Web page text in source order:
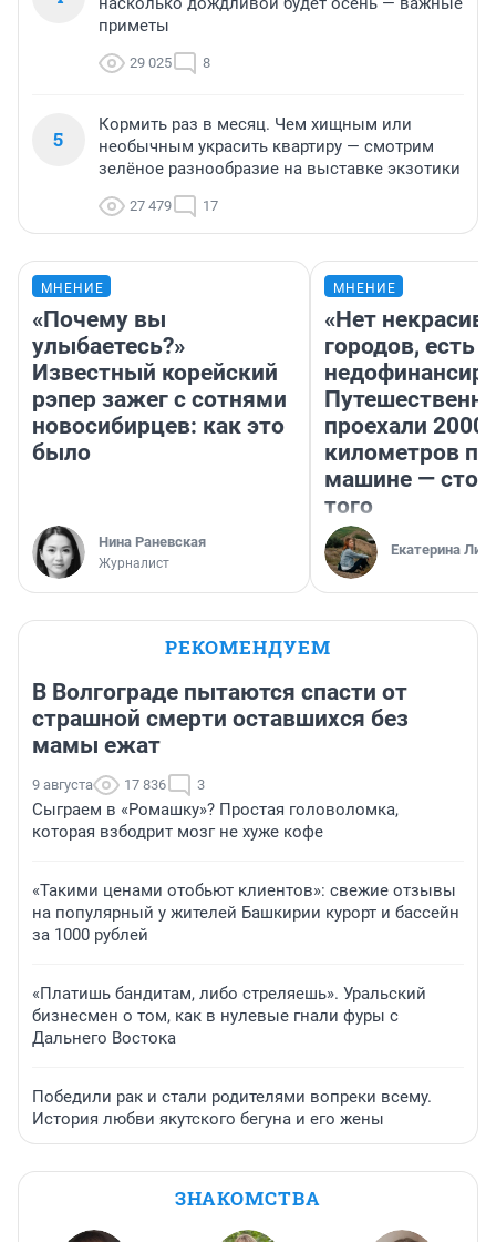
приметы
29 025 8
5
Кормить раз в месяц. Чем хищным или
необычным украсить квартиру — смотрим
зелёное разнообразие на выставке экзотики
27 479 17
МНЕНИЕ
«Почему вы
улыбаетесь?»
Известный корейский
рэпер зажег с сотнями
новосибирцев: как это
было
Нина Раневская
Журналист
МНЕНИЕ
«Нет
городов, есть
проехали 2000
километров по
машине —
того
Екатерина
РЕКОМЕНДУЕМ
В Волгограде пытаются спасти от
страшной смерти оставшихся без
мамы ежат
9 августа 17 836 3
Сыграем в «Ромашку»? Простая головоломка,
которая взбодрит мозг не хуже кофе
«Такими ценами отобьют клиентов»: свежие отзывы
на популярный у жителей Башкирии курорт и бассейн
за 1000 рублей
«Платишь бандитам, либо стреляешь». Уральский
бизнесмен о том, как в нулевые гнали фуры с
Дальнего Востока
Победили рак и стали родителями вопреки всему.
История любви якутского бегуна и его жены
ЗНАКОМСТВА